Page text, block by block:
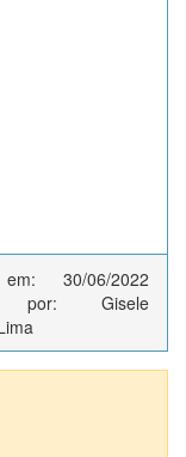
30/06/2022
por: Gisele